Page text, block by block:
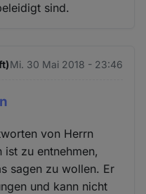
sind.
Mi. 30 Mai 2018 - 23:46
von Herrn
ist zu entnehmen,
sagen zu wollen. Er
und kann nicht